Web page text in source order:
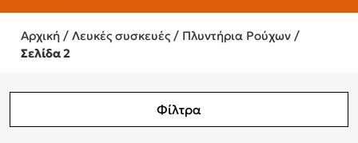
Αρχική / Λευκές συσκευές / Πλυντήρια Ρούχων /
Σελίδα 2
Φίλτρα